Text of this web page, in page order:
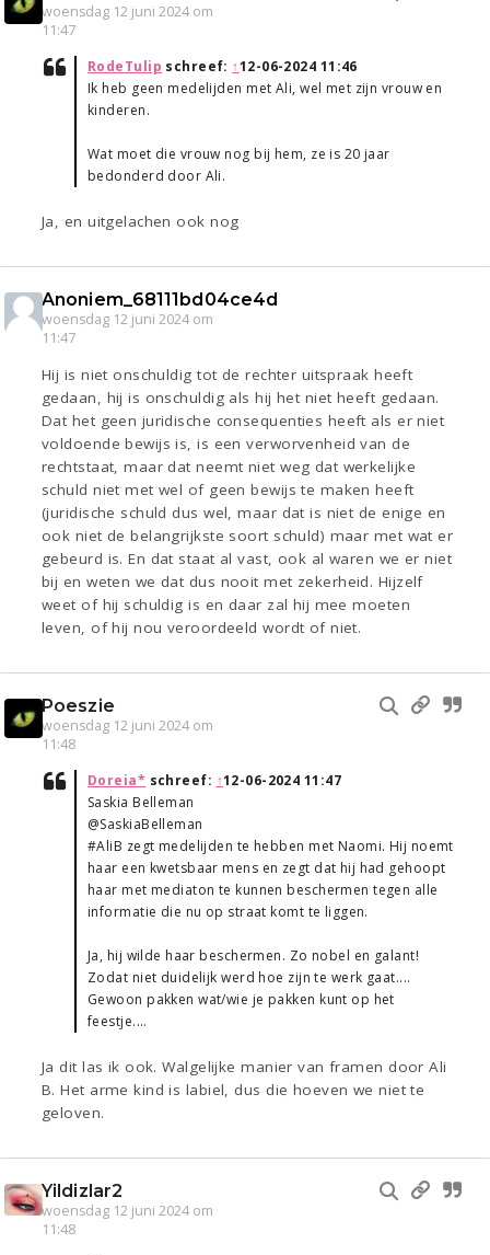
woensdag 12 juni 2024 om
11:47
RodeTulip schreef: ↑12-06-2024 11:46
Ik heb geen medelijden met Ali, wel met zijn vrouw en
kinderen.
Wat moet die vrouw nog bij hem, ze is 20 jaar
bedonderd door Ali.
Ja, en uitgelachen ook nog
Anoniem_68111bd04ce4d
woensdag 12 juni 2024 om
11:47
Hij is niet onschuldig tot de rechter uitspraak heeft
gedaan, hij is onschuldig als hij het niet heeft gedaan.
Dat het geen juridische consequenties heeft als er niet
voldoende bewijs is, is een verworvenheid van de
rechtstaat, maar dat neemt niet weg dat werkelijke
schuld niet met wel of geen bewijs te maken heeft
(juridische schuld dus wel, maar dat is niet de enige en
ook niet de belangrijkste soort schuld) maar met wat er
gebeurd is. En dat staat al vast, ook al waren we er niet
bij en weten we dat dus nooit met zekerheid. Hijzelf
weet of hij schuldig is en daar zal hij mee moeten
leven, of hij nou veroordeeld wordt of niet.
Poeszie
woensdag 12 juni 2024 om
11:48
Doreia* schreef: ↑12-06-2024 11:47
Saskia Belleman
@SaskiaBelleman
#AliB zegt medelijden te hebben met Naomi. Hij noemt
haar een kwetsbaar mens en zegt dat hij had gehoopt
haar met mediaton te kunnen beschermen tegen alle
informatie die nu op straat komt te liggen.
Ja, hij wilde haar beschermen. Zo nobel en galant!
Zodat niet duidelijk werd hoe zijn te werk gaat....
Gewoon pakken wat/wie je pakken kunt op het
feestje....
Ja dit las ik ook. Walgelijke manier van framen door Ali
B. Het arme kind is labiel, dus die hoeven we niet te
geloven.
Yildizlar2
woensdag 12 juni 2024 om
11:48